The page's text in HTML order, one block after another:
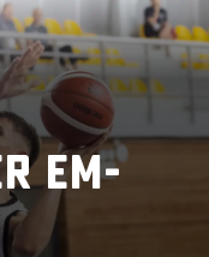
EM-